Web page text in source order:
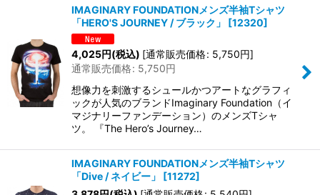
IMAGINARY FOUNDATIONメンズ半袖Tシャツ
「HERO'S JOURNEY / ブラック」
[12320]
4,025円(税込) [通常販売価格: 5,750円]
通常販売価格: 5,750円
想像力を刺激するシュールかつアートなグラフィ
ックが人気のブランドImaginary Foundation（イ
マジナリーファンデーション）のメンズTシャ
ツ。 『The Hero’s Journey…
IMAGINARY FOUNDATIONメンズ半袖Tシャツ
「Dive / ネイビー」
[11272]